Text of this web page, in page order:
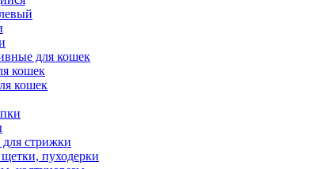
для кошек
кошек
кошек
стрижки
пуходерки